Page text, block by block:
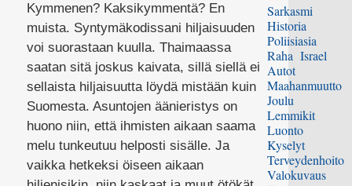
Kymmenen? Kaksikymmentä? En
muista. Syntymäkodissani hiljaisuuden
voi suorastaan kuulla. Thaimaassa
saatan sitä joskus kaivata, sillä siellä ei
sellaista hiljaisuutta löydä mistään kuin
Suomesta. Asuntojen äänieristys on
huono niin, että ihmisten aikaan saama
melu tunkeutuu helposti sisälle. Ja
vaikka hetkeksi öiseen aikaan
Sarkasmi
Historia
Poliisiasia
Raha Israel
Autot
Maahanmuutto
Joulu
Lemmikit
Luonto
Kyselyt
Terveydenhoito
Valokuvaus